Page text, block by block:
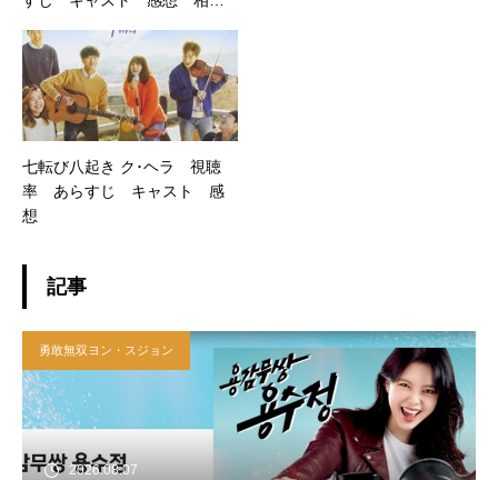
七転び八起き ク･ヘラ 視聴
率 あらすじ キャスト 感
想
記事
勇敢無双ヨン・スジョン
2026.08.07